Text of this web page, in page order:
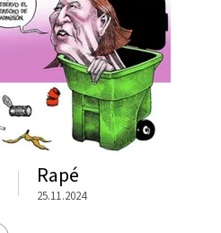
Rapé
25.11.2024